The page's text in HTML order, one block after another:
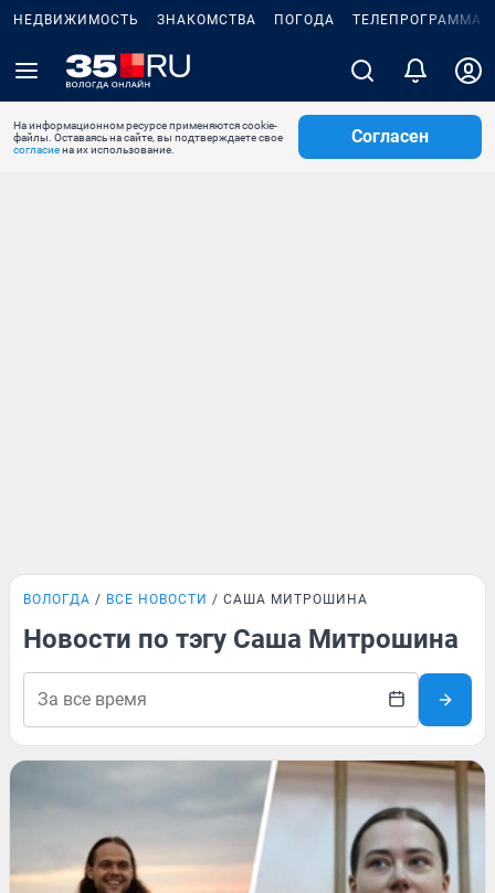
НЕДВИЖИМОСТЬ ЗНАКОМСТВА ПОГОДА ТЕЛЕПРОГРАММА
На информационном ресурсе применяются cookie-
файлы. Оставаясь на сайте, вы подтверждаете свое
согласиена их использование.
Согласен
ВОЛОГДА ВСЕ НОВОСТИ САША МИТРОШИНА
Новости по тэгу Саша Митрошина